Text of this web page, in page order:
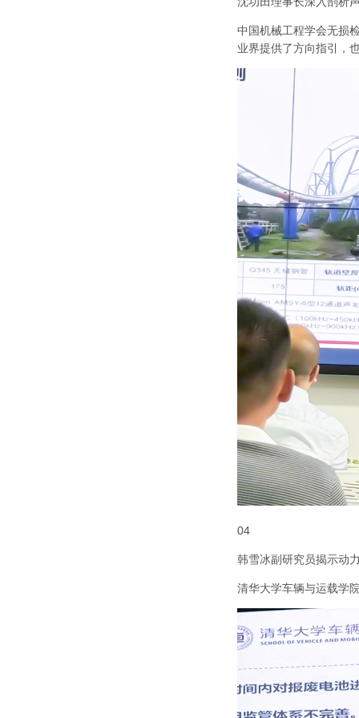
中国机械工程学会无损
业界提供了方向指引，
04
韩雪冰副研究员揭示动
清华大学车辆与运载学